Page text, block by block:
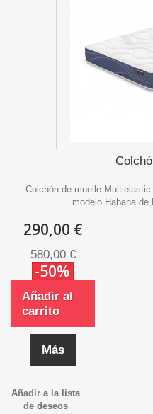
Colchón de muelle
modelo Habana
290,00 €
580,00 €
-50%
Añadir al
carrito
Más
Añadir a la lista
de deseos